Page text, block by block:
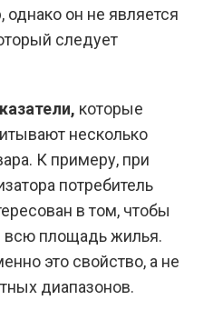
он не является
следует
которые
несколько
К примеру, при
потребитель
в том, чтобы
всю площадь жилья.
это свойство, а не
диапазонов.